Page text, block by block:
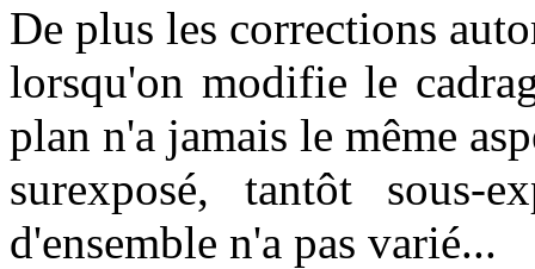
De plus les corrections
lorsqu'on modifie le
plan n'a jamais le même
surexposé, tantôt sous-
d'ensemble n'a pas varié...